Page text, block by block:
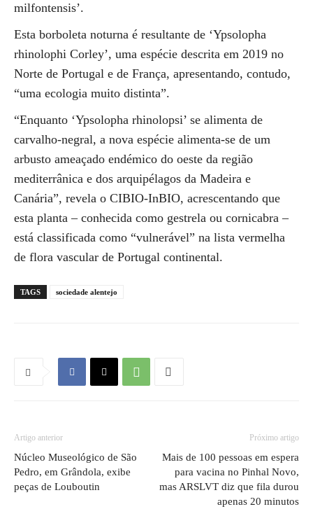
milfontensis’.
Esta borboleta noturna é resultante de ‘Ypsolopha
rhinolophi Corley’, uma espécie descrita em 2019 no
Norte de Portugal e de França, apresentando, contudo,
“uma ecologia muito distinta”.
“Enquanto ‘Ypsolopha rhinolopsi’ se alimenta de
carvalho-negral, a nova espécie alimenta-se de um
arbusto ameaçado endémico do oeste da região
mediterrânica e dos arquipélagos da Madeira e
Canária”, revela o CIBIO-InBIO, acrescentando que
esta planta – conhecida como gestrela ou cornicabra –
está classificada como “vulnerável” na lista vermelha
de flora vascular de Portugal continental.
TAGS sociedade alentejo
Artigo anterior
Núcleo Museológico de São
Pedro, em Grândola, exibe
peças de Louboutin
Próximo artigo
Mais de 100 pessoas em espera
para vacina no Pinhal Novo,
mas ARSLVT diz que fila durou
apenas 20 minutos